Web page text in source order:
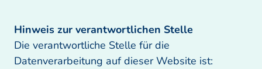
Die verantwortliche Stelle für die
Datenverarbeitung auf dieser Website ist: